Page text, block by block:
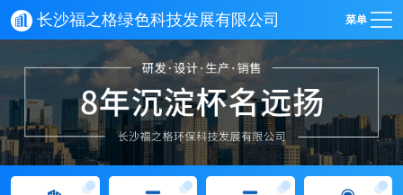
长沙福之格绿色科技发展有限公司 菜单